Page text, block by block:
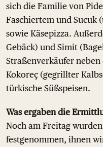
sich die Familie von
Faschiertem und Sucuk
sowie Käsepizza.
Gebäck) und Simit
Straßenverkäufer
Kokoreç (gegrillter
türkische Süßspeisen.
Was ergaben die
Noch am Freitag
festgenommen, ihnen